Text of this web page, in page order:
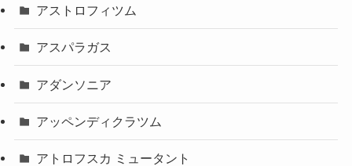
アストロフィツム
アスパラガス
アダンソニア
アッペンディクラツム
アトロフスカ ミュータント